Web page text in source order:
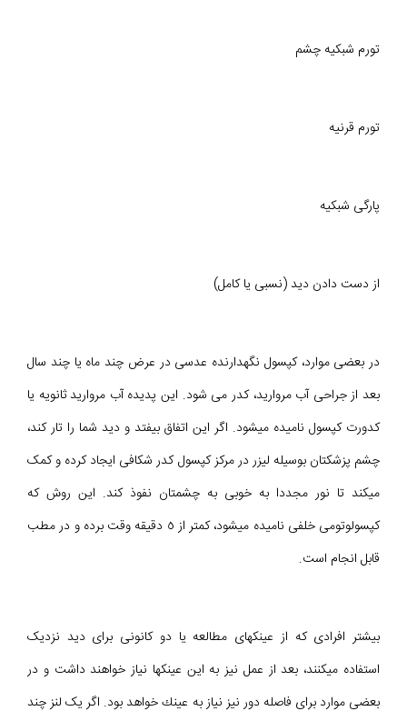
تورم شبکیه چشم
تورم قرنیه
پارگى شبکیه
از دست دادن دید (نسبى یا کامل)
در بعضی موارد، كپسول نگهدارنده عدسی در عرض چند ماه یا چند سال
بعد از جراحى آب مروارید، كدر مى شود. این پدیده آب مروارید ثانویه يا
كدورت كپسول نامیده می‎شود. اگر این اتفاق بیفتد و دید شما را تار کند،
چشم پزشکتان بوسیله لیزر در مرکز کپسول كدر شكافى ایجاد کرده و کمک
میکند تا نور مجددا به خوبی به چشمتان نفوذ کند. این روش که
کپسولوتومی خلفی نامیده می‎شود، كمتر از ٥ دقیقه وقت برده و در مطب
قابل انجام است.
بیشتر افرادی که از عینکهای مطالعه یا دو کانونی برای دید نزدیک
استفاده میکنند، بعد از عمل نیز به این عینکها نیاز خواهند داشت و در
بعضی موارد برای فاصله دور نیز نياز به عينك خواهد بود. اگر یک لنز چند